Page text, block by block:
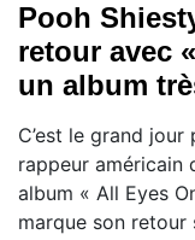
Pooh
retour avec
un album
C’est le grand
rappeur américain
album « All Eyes
marque son retour